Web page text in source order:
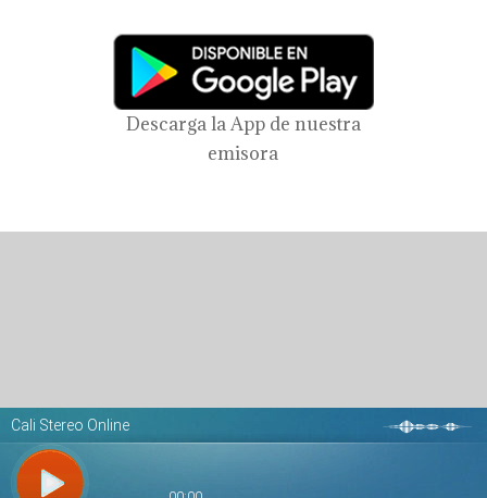
Descarga la App de nuestra
emisora